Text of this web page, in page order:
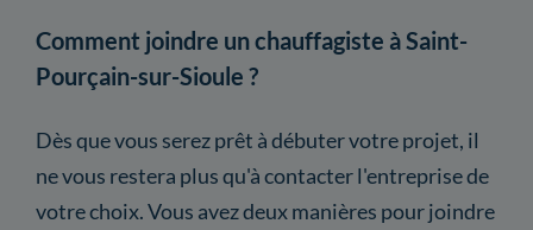
Comment joindre un chauffagiste à Saint-
Pourçain-sur-Sioule ?
Dès que vous serez prêt à débuter votre projet, il
ne vous restera plus qu'à contacter l'entreprise de
votre choix. Vous avez deux manières pour joindre